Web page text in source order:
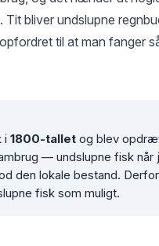
bliver undslupne
til at man fanger
i 1800-tallet og blev
— undslupne fisk
den lokale bestand.
fisk som muligt.